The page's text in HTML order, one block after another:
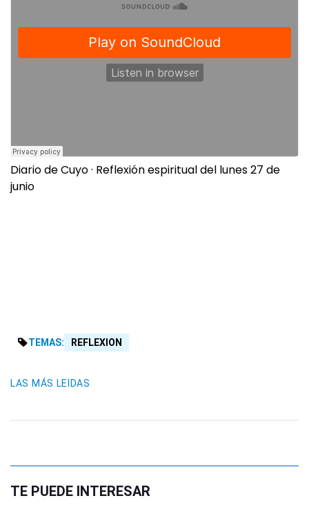
Diario de Cuyo· Reflexión espiritual del lunes 27 de
junio
TEMAS: REFLEXION
LAS MÁS LEIDAS
TE PUEDE INTERESAR